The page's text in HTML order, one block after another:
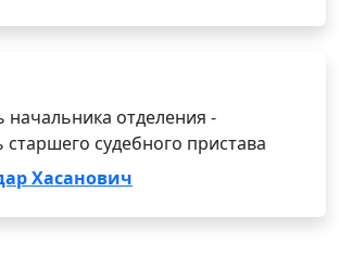
начальника отделения -
старшего судебного пристава
Хасанович